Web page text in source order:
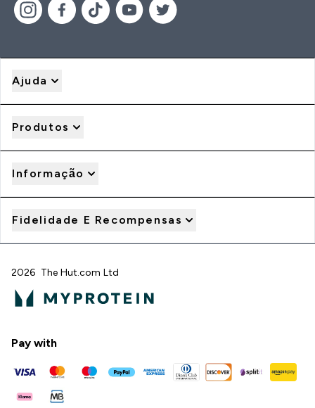
Ajuda
Produtos
Informação
Fidelidade E Recompensas
2026 The Hut.com Ltd
Pay with